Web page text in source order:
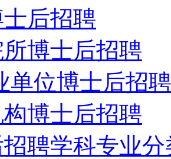
后招聘
博士后招聘
单位博士后招聘
博士后招聘
聘学科专业分